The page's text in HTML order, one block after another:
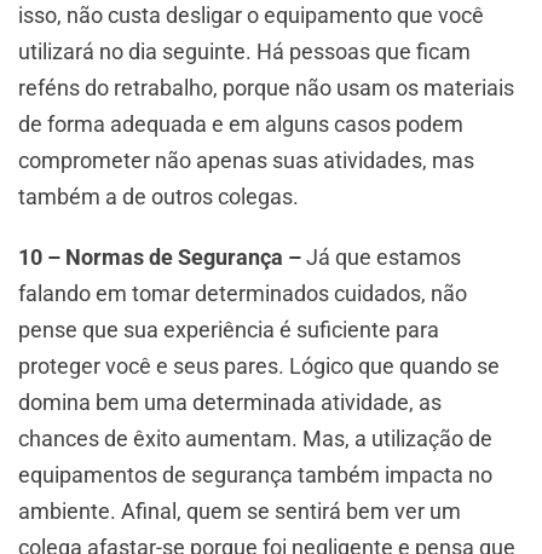
isso, não custa desligar o equipamento que você
utilizará no dia seguinte. Há pessoas que ficam
reféns do retrabalho, porque não usam os materiais
de forma adequada e em alguns casos podem
comprometer não apenas suas atividades, mas
também a de outros colegas.
10 – Normas de Segurança –Já que estamos
falando em tomar determinados cuidados, não
pense que sua experiência é suficiente para
proteger você e seus pares. Lógico que quando se
domina bem uma determinada atividade, as
chances de êxito aumentam. Mas, a utilização de
equipamentos de segurança também impacta no
ambiente. Afinal, quem se sentirá bem ver um
colega afastar-se porque foi negligente e pensa que